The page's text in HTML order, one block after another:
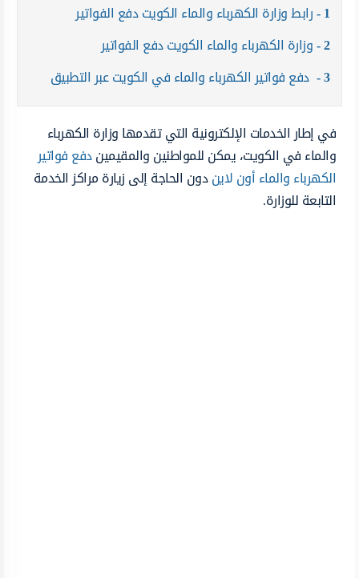
1 رابط وزارة الكهرباء والماء الكويت دفع الفواتير
2 وزارة الكهرباء والماء الكويت دفع الفواتير
3 دفع فواتير الكهرباء والماء في الكويت عبر التطبيق
في إطار الخدمات الإلكترونية التي تقدمها وزارة الكهرباء
والماء في الكويت، يمكن للمواطنين والمقيميندفع فواتير
الكهرباء والماء أون لايندون الحاجة إلى زيارة مراكز الخدمة
التابعة للوزارة.